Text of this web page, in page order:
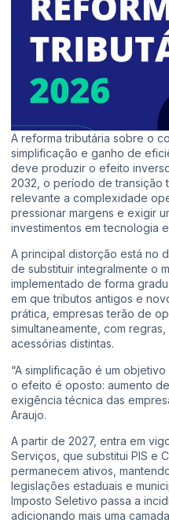
A reforma tributária sobre o
simplificação e ganho de
deve produzir o efeito
2032, o período de transição
relevante a complexidade
pressionar margens e exigir
investimentos em tecnologia
A principal distorção está no
de substituir integralmente o
implementado de forma
em que tributos antigos e
prática, empresas terão de
simultaneamente, com
acessórias distintas.
“A simplificação é um
o efeito é oposto: aumento
exigência técnica das
Araujo.
A partir de 2027, entra em
Serviços, que substitui PIS e
permanecem ativos,
legislações estaduais e
Imposto Seletivo passa a
adicionando mais uma